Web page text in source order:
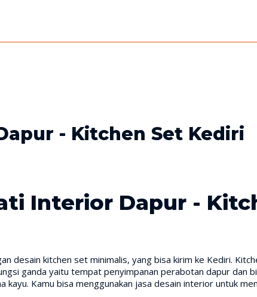
- Kitchen Set Kediri
Interior Dapur -
desain kitchen set minimalis, yang bisa kirim ke Kediri.
ganda yaitu tempat penyimpanan perabotan dapur dan
Kamu bisa menggunakan jasa desain interior untuk